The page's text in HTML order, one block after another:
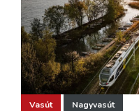
Vasút Nagyvasút